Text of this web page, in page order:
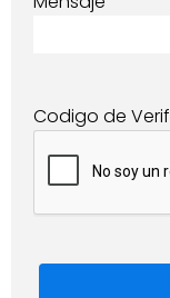
Codigo de